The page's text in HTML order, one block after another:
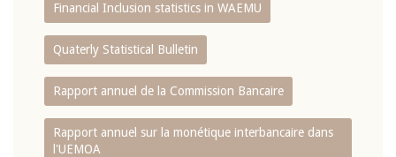
Financial Inclusion statistics in WAEMU
Quaterly Statistical Bulletin
Rapport annuel de la Commission Bancaire
Rapport annuel sur la monétique interbancaire dans
l'UEMOA